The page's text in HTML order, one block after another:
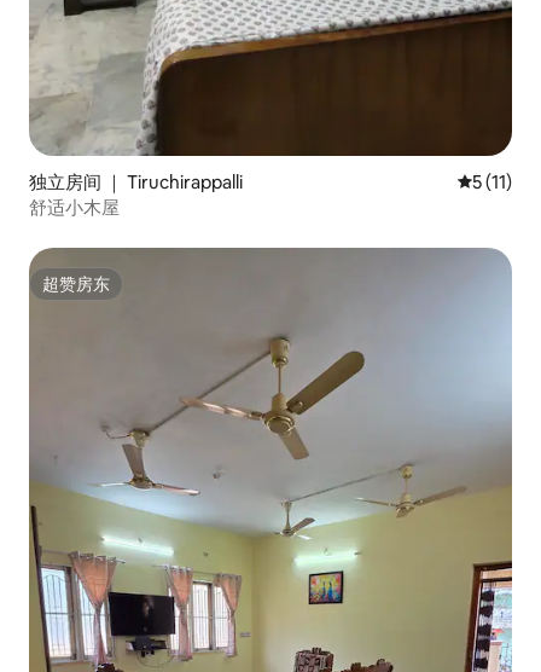
独立房间 ｜ Tiruchirappalli 平均评分
5 (11)
舒适小木屋
超赞房东
超赞房东